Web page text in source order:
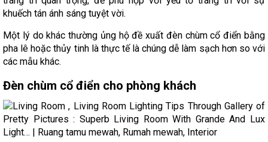
khuếch tán ánh sáng tuyệt vời.
Một lý do khác thường ủng hộ đề xuất đèn chùm cổ điển bằng
pha lê hoặc thủy tinh là thực tế là chúng dễ làm sạch hơn so với
các mẫu khác.
Đèn chùm cổ điển cho phòng khách